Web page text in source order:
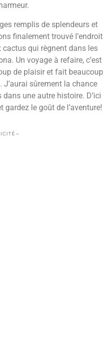
remplis de splendeurs et
finalement trouvé l’endroit
qui règnent dans les
Un voyage à refaire, c’est
de plaisir et fait beaucoup
J’aurai sûrement la chance
une autre histoire. D’ici
gardez le goût de l’aventure!
–